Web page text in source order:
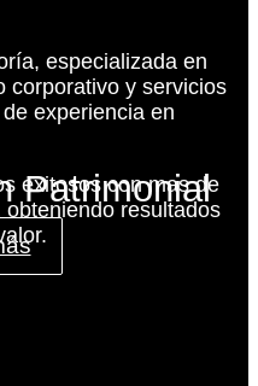
Patrimonial
especializada en
corporativo y servicios
experiencia en
exitosos con mas de
resultados